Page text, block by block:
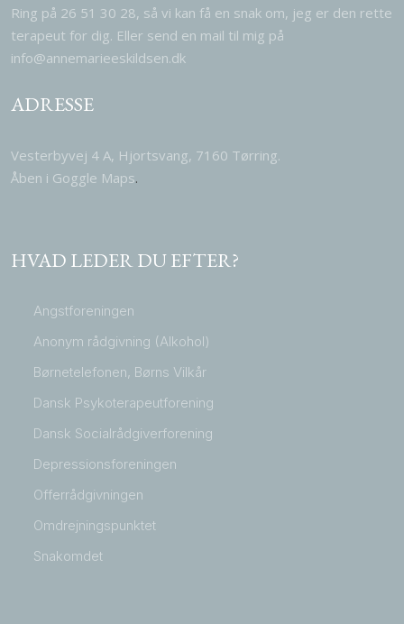
Ring på 26 51 30 28, så vi kan få en snak om, jeg er den rette
terapeut for dig. Eller send en mail til mig på
info@annemarieeskildsen.dk
ADRESSE
Vesterbyvej 4 A, Hjortsvang, 7160 Tørring.
​Åben i Goggle Maps​.
HVAD LEDER DU EFTER?
Angstforeningen
Anonym rådgivning (Alkohol)
Børnetelefonen, Børns Vilkår
Dansk Psykoterapeutforening
Dansk Socialrådgiverforening
Depressionsforeningen
Offerrådgivningen
Omdrejningspunktet
Snakomdet